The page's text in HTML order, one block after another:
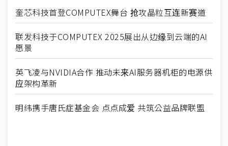
奎芯科技首登COMPUTEX舞台 抢攻晶粒互连新赛道
联发科技于COMPUTEX 2025展出从边缘到云端的AI
愿景
英飞凌与NVIDIA合作 推动未来AI服务器机柜的电源供
应架构革新
明纬携手唐氏症基金会 点点成爱 共筑公益品牌联盟